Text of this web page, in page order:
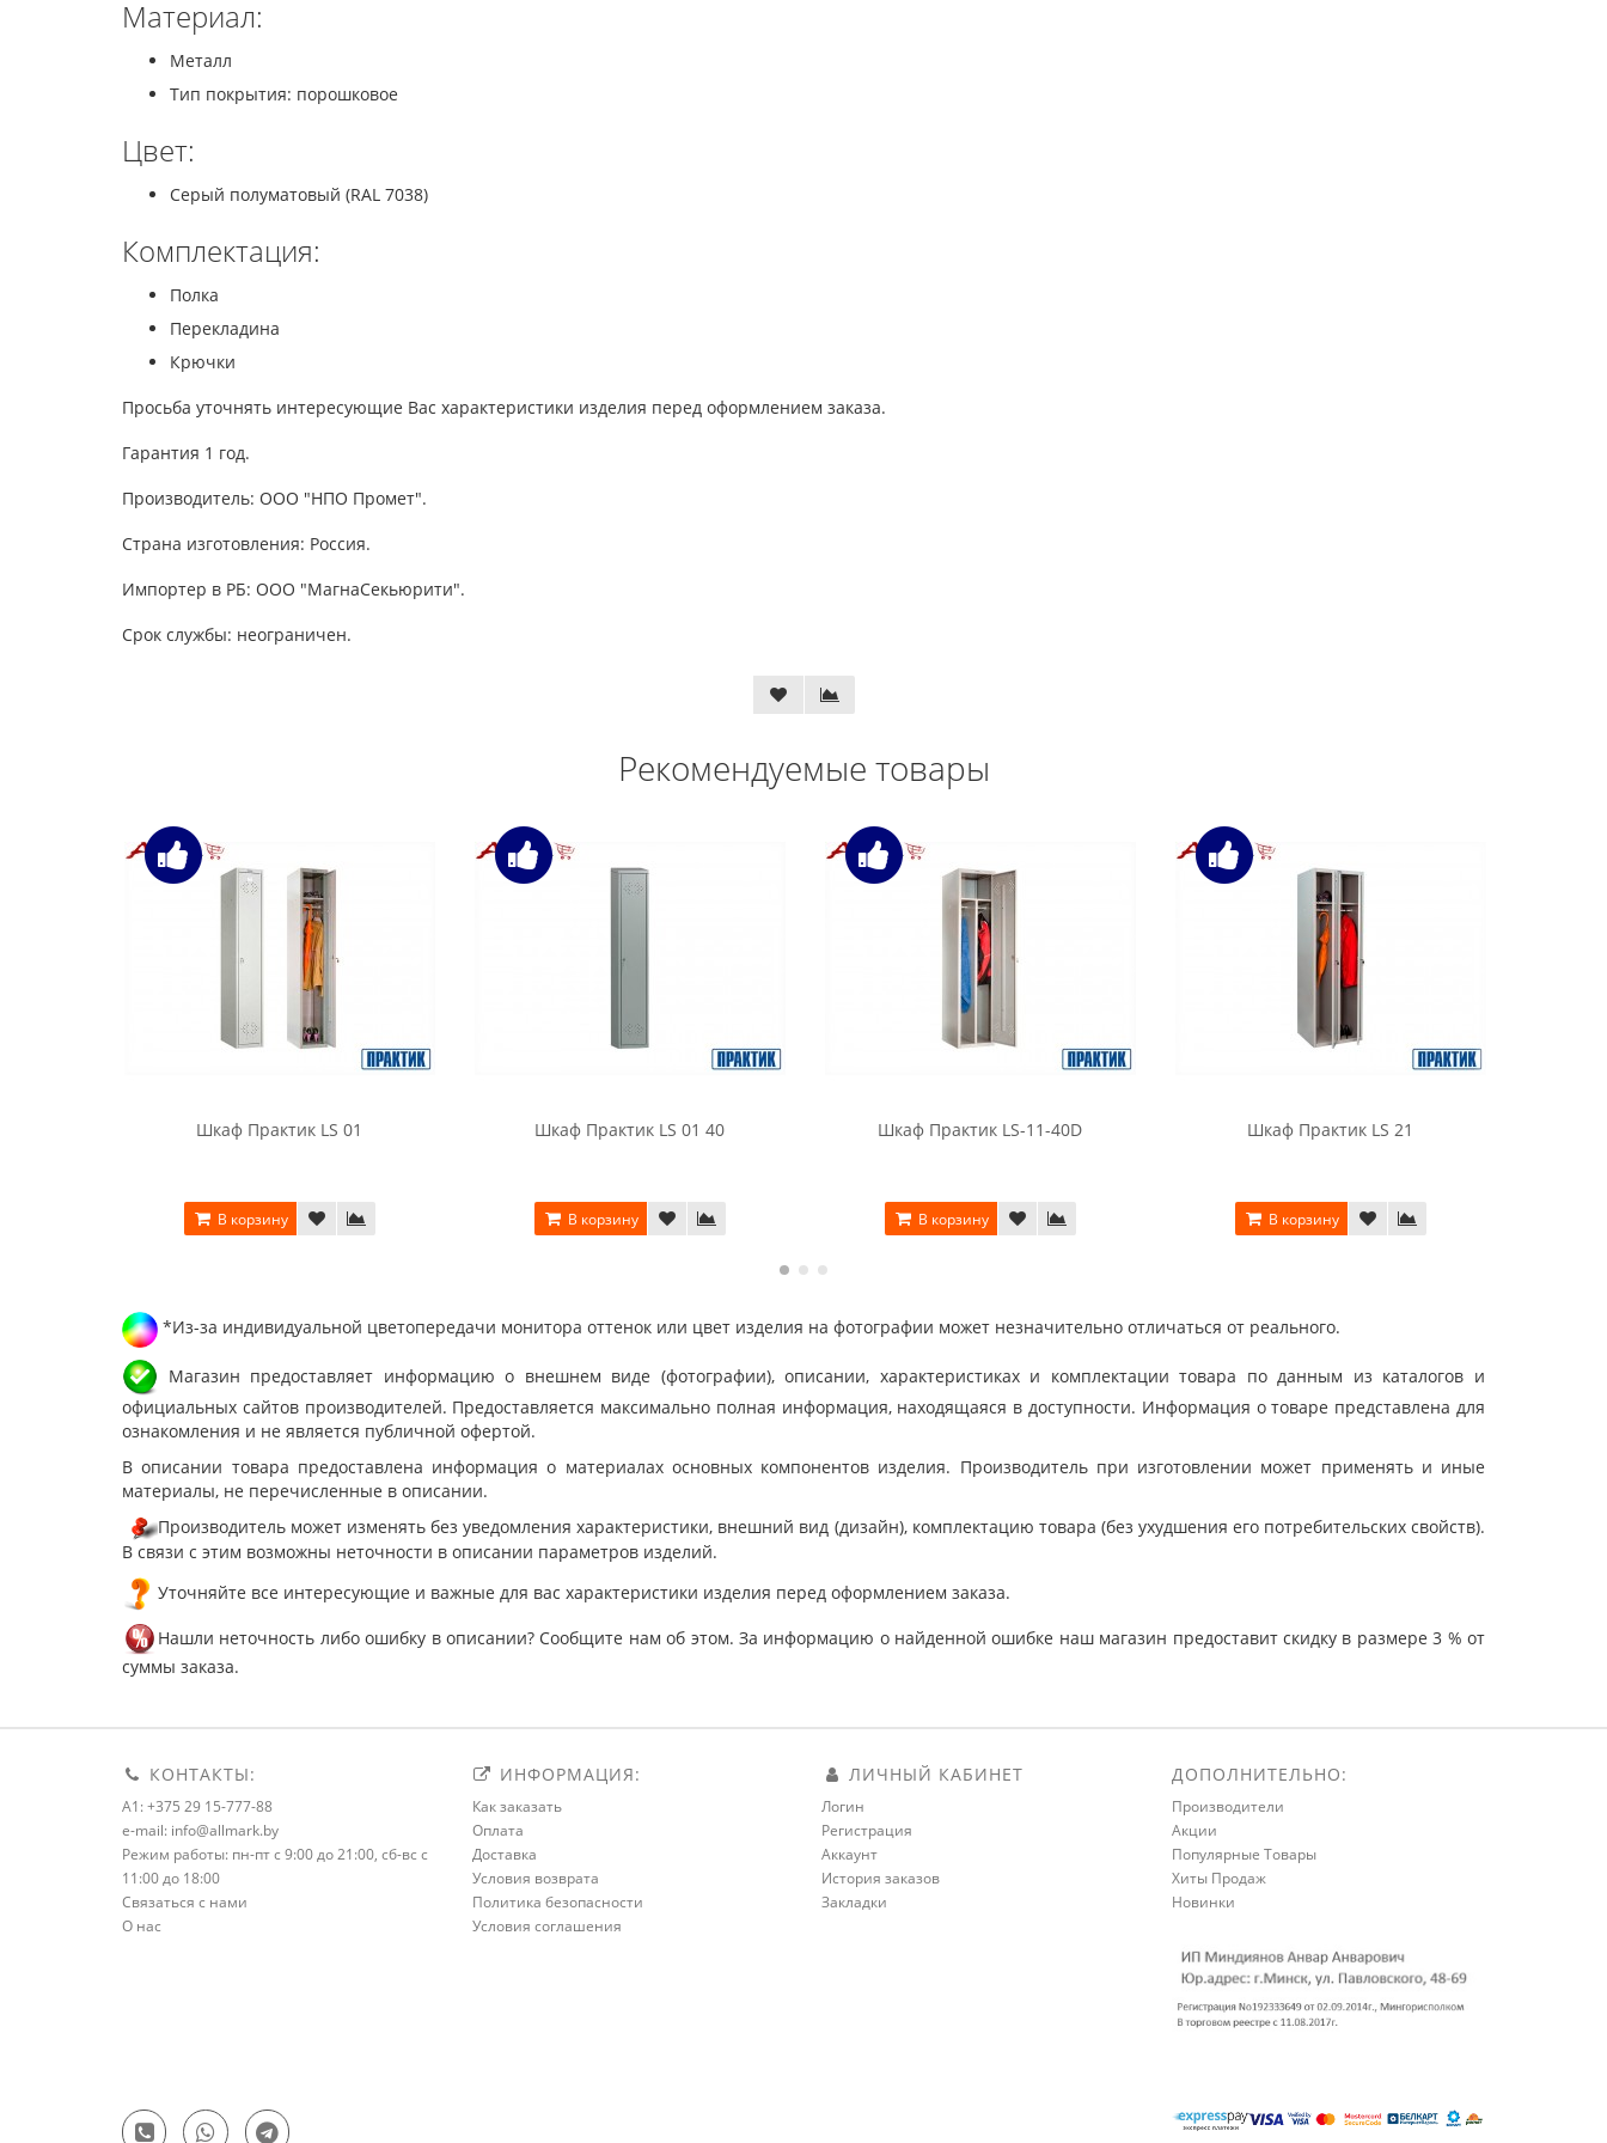
Материал:
Металл
Тип покрытия: порошковое
Цвет:
Серый полуматовый (RAL 7038)
Комплектация:
Полка
Перекладина
Крючки
Просьба уточнять интересующие Вас характеристики изделия перед оформлением заказа.
Гарантия 1 год.
Производитель: ООО "НПО Промет".
Страна изготовления: Россия.
Импортер в РБ: ООО "МагнаСекьюрити".
Срок службы: неограничен.
Рекомендуемые товары
Шкаф Практик LS 01
В корзину
Шкаф Практик LS 01 40
В корзину
Шкаф Практик LS-11-40D
В корзину
Шкаф Практик LS 21
В корзину
*Из-за индивидуальной цветопередачи монитора оттенок или цвет изделия на фотографии может незначительно отличаться от реального.
Магазин предоставляет информацию о внешнем виде (фотографии), описании, характеристиках и комплектации товара по данным из каталогов и
официальных сайтов производителей. Предоставляется максимально полная информация, находящаяся в доступности. Информация о товаре представлена для
ознакомления и не является публичной офертой.
В описании товара предоставлена информация о материалах основных компонентов изделия. Производитель при изготовлении может применять и иные
материалы, не перечисленные в описании.
Производитель может изменять без уведомления характеристики, внешний вид (дизайн), комплектацию товара (без ухудшения его потребительских свойств).
В связи с этим возможны неточности в описании параметров изделий.
Уточняйте все интересующие и важные для вас характеристики изделия перед оформлением заказа.
Нашли неточность либо ошибку в описании? Сообщите нам об этом. За информацию о найденной ошибке наш магазин предоставит скидку в размере 3 % от
суммы заказа.
КОНТАКТЫ:
A1: +375 29 15-777-88
e-mail: info@allmark.by
Режим работы: пн-пт с 9:00 до 21:00, сб-вс с
11:00 до 18:00
Связаться с нами
О нас
ИНФОРМАЦИЯ:
Как заказать
Оплата
Доставка
Условия возврата
Политика безопасности
Условия соглашения
ЛИЧНЫЙ КАБИНЕТ
Логин
Регистрация
Аккаунт
История заказов
Закладки
ДОПОЛНИТЕЛЬНО:
Производители
Акции
Популярные Товары
Хиты Продаж
Новинки